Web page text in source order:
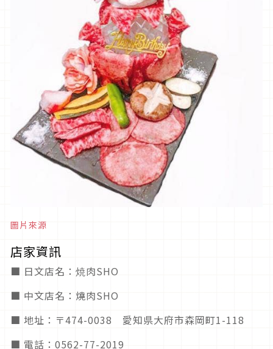
圖片來源
店家資訊
■ 日文店名：焼肉SHO
■ 中文店名：燒肉SHO
■ 地址：〒474-0038 愛知県大府市森岡町1-118
■ 電話：0562-77-2019